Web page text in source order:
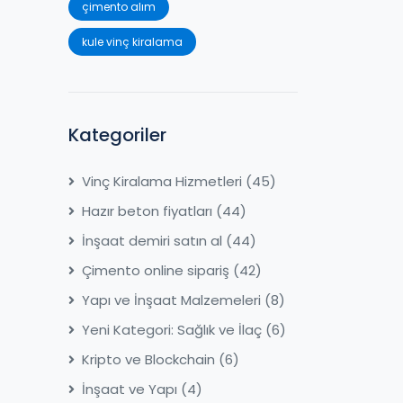
çimento alım
kule vinç kiralama
Kategoriler
Vinç Kiralama Hizmetleri (45)
Hazır beton fiyatları (44)
İnşaat demiri satın al (44)
Çimento online sipariş (42)
Yapı ve İnşaat Malzemeleri (8)
Yeni Kategori: Sağlık ve İlaç (6)
Kripto ve Blockchain (6)
İnşaat ve Yapı (4)